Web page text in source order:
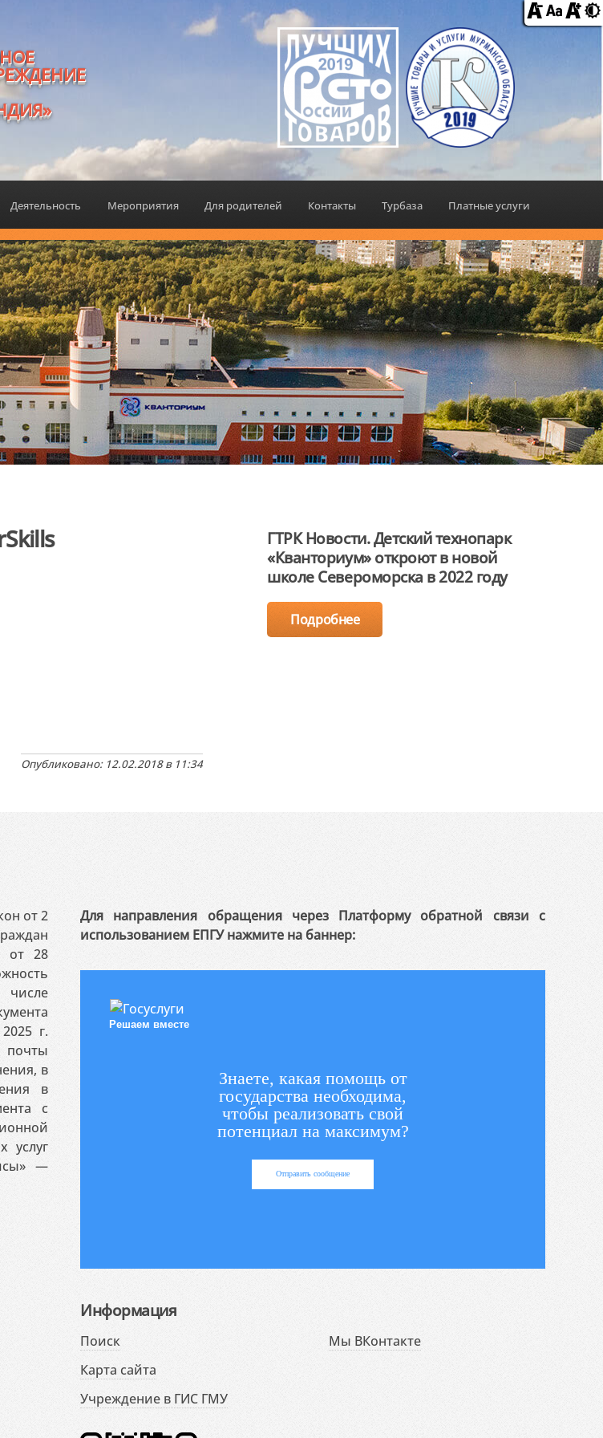
Деятельность Мероприятия Для родителей Контакты Турбаза Платные услуги
Опубликовано: 12.02.2018 в 11:34
ГТРК Новости. Детский технопарк
«Кванториум» откроют в новой
школе Североморска в 2022 году
Подробнее
от 2
от 28
г.
в
в
с
услуг
—
Для направления обращения через Платформу обратной связи с
использованием ЕПГУ нажмите на баннер:
Решаем вместе
Знаете, какая помощь от
государства необходима,
чтобы реализовать свой
потенциал на максимум?
Отправить сообщение
Информация
Поиск
Карта сайта
Учреждение в ГИС ГМУ
Мы ВКонтакте